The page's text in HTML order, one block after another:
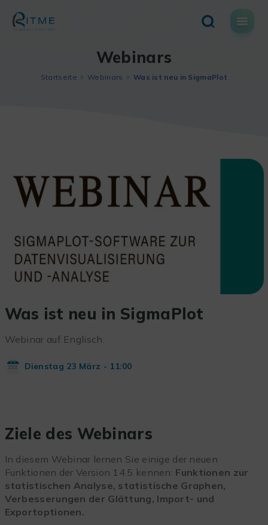
content
Webinars
Startseite Webinars Was ist neu in SigmaPlot
Was ist neu in SigmaPlot
Webinar auf Englisch.
Dienstag 23 März - 11:00
Ziele des Webinars
In diesem Webinar lernen Sie einige der neuen
Funktionen der Version 14.5 kennen: Funktionen zur
statistischen Analyse, statistische Graphen,
Verbesserungen der Glättung, Import- und
Exportoptionen.